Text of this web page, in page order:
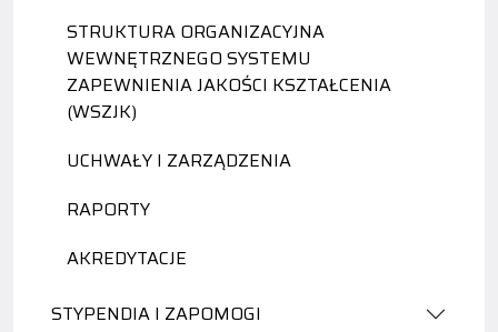
STRUKTURA ORGANIZACYJNA
WEWNĘTRZNEGO SYSTEMU
ZAPEWNIENIA JAKOŚCI KSZTAŁCENIA
(WSZJK)
UCHWAŁY I ZARZĄDZENIA
RAPORTY
AKREDYTACJE
STYPENDIA I ZAPOMOGI